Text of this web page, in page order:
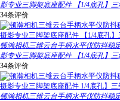
影专业三脚架底座配件 【1/4底孔】
34条评价
顿瀚相机三维云台手柄水平仪防抖稳
影专业三脚架底座配件 【1/4底孔】
34条评价
顿瀚相机三维云台手柄水平仪防抖稳